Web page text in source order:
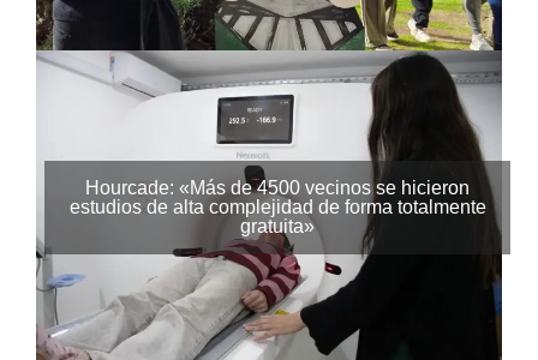
Hourcade: «Más de 4500 vecinos se hicieron
estudios de alta complejidad de forma totalmente
gratuita»